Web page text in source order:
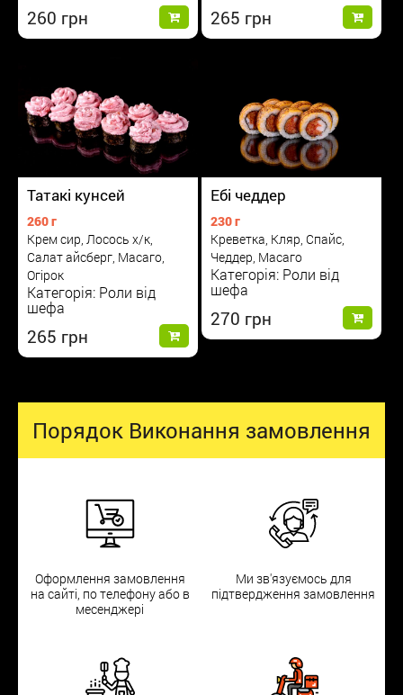
260 265
Татакі кунсей
260 г
Крем сир, Лосось х/к,
Салат айсберг, Масаго,
Огірок
Категорія: Роли від
шефа
265
Ебі чеддер
230 г
Креветка, Кляр, Спайс,
Чеддер, Масаго
Категорія: Роли від
шефа
270
Порядок Виконання замовлення
Оформлення замовлення
на сайті, по телефону або в
месенджері
Ми зв'язуємось для
підтвердження замовлення